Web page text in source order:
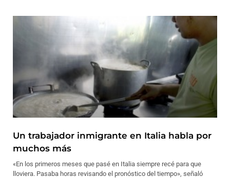
Un trabajador inmigrante en Italia habla por
muchos más
«En los primeros meses que pasé en Italia siempre recé para que
lloviera. Pasaba horas revisando el pronóstico del tiempo», señaló